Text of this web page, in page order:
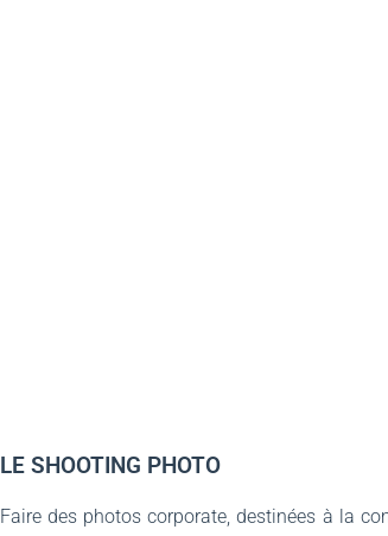
LE SHOOTING PHOTO
Faire des photos corporate, destinées à la